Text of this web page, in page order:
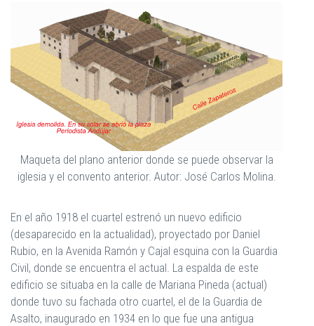
Maqueta del plano anterior donde se puede observar la
iglesia y el convento anterior. Autor: José Carlos Molina.
En el año 1918 el cuartel estrenó un nuevo edificio
(desaparecido en la actualidad), proyectado por Daniel
Rubio, en la Avenida Ramón y Cajal esquina con la Guardia
Civil, donde se encuentra el actual. La espalda de este
edificio se situaba en la calle de Mariana Pineda (actual)
donde tuvo su fachada otro cuartel, el de la Guardia de
Asalto, inaugurado en 1934 en lo que fue una antigua